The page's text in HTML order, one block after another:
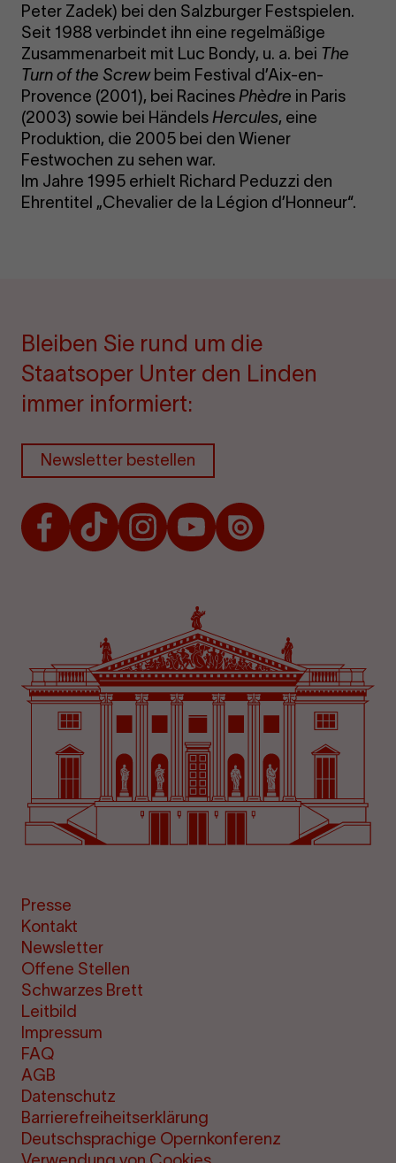
Peter Zadek) bei den Salzburger Festspielen.
Seit 1988 verbindet ihn eine regelmäßige
Zusammenarbeit mit Luc Bondy, u. a. bei The
Turn of the Screwbeim Festival d’Aix-en-
Provence (2001), bei Racines Phèdre in Paris
(2003) sowie bei Händels Hercules, eine
Produktion, die 2005 bei den Wiener
Festwochen zu sehen war.
Im Jahre 1995 erhielt Richard Peduzzi den
Ehrentitel „Chevalier de la Légion d’Honneur“.
Bleiben Sie rund um die
Staatsoper Unter den Linden
immer informiert:
Newsletter bestellen
FacebookTikTokInstagramYoutubeIssuu
Presse
Kontakt
Newsletter
Offene Stellen
Schwarzes Brett
Leitbild
Impressum
FAQ
AGB
Datenschutz
Barrierefreiheitserklärung
Deutschsprachige Opernkonferenz